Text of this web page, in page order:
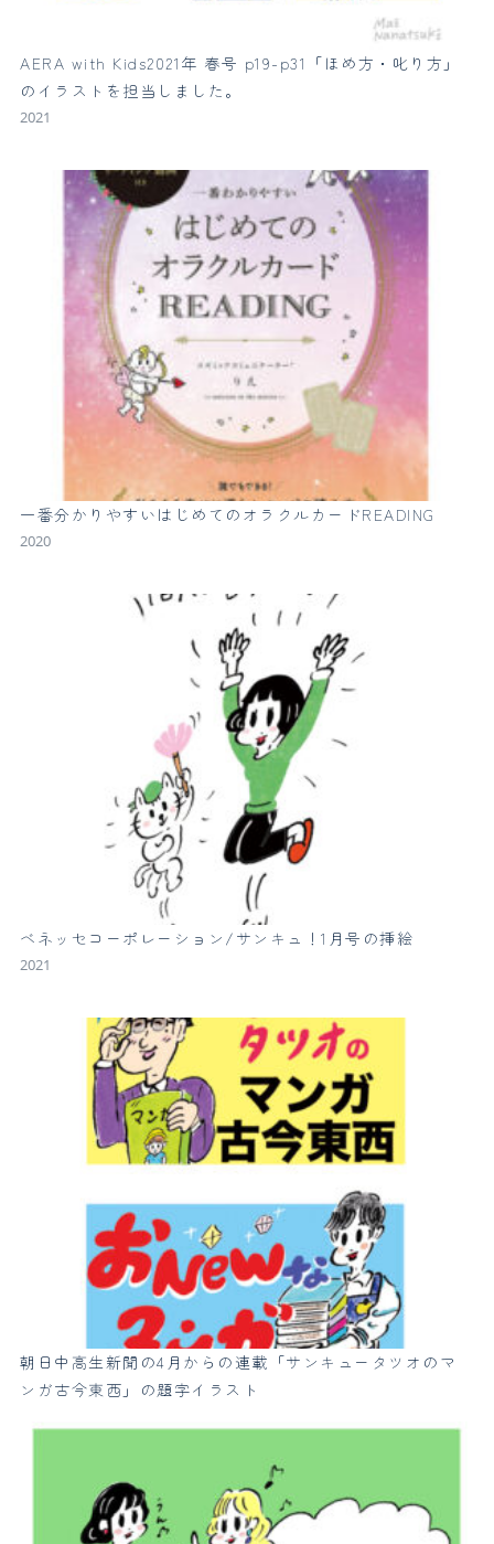
AERA with Kids2021年 春号 p19-p31「ほめ方・叱り方」
のイラストを担当しました。
2021
一番分かりやすいはじめてのオラクルカードREADING
2020
ベネッセコーポレーション/サンキュ！1月号の挿絵
2021
朝日中高生新聞の4月からの連載「サンキュータツオのマ
ンガ古今東西」の題字イラスト